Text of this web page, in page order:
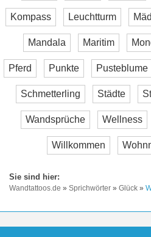
Kompass Leuchtturm
Mandala Maritim
Pferd Punkte Pusteblume
Schmetterling Städte
Wandsprüche Wellness
Willkommen
Wandtattoos.de » Sprichwörter » Glück »